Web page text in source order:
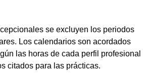
se excluyen los periodos
Los calendarios son acordados
las horas de cada perfil profesional
citados para las prácticas.